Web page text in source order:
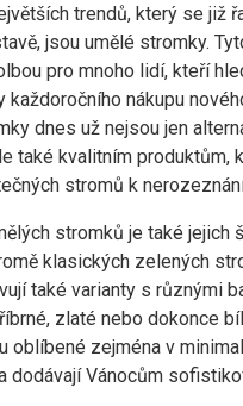
trendů, který se již
jsou umělé stromky.
pro mnoho lidí, kteří
každoročního nákupu
dnes už nejsou jen
také kvalitním produktům,
stromů k
stromků je také jejich
klasických zelených
také varianty s různými
zlaté nebo dokonce
oblíbené zejména v
dodávají Vánocům